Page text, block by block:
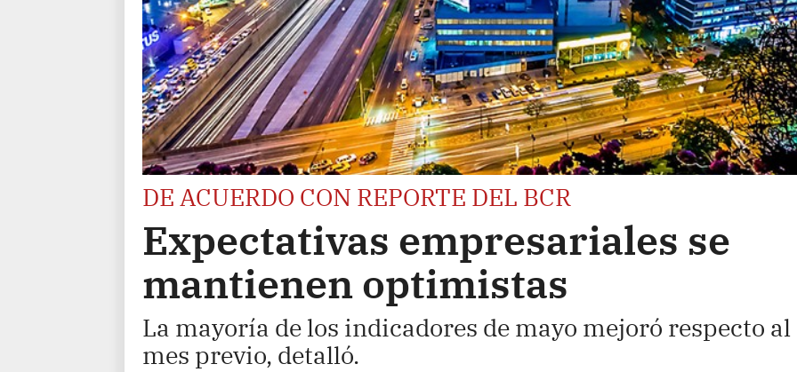
DE ACUERDO CON REPORTE DEL BCR
Expectativas empresariales se
mantienen optimistas
La mayoría de los indicadores de mayo mejoró respecto al
mes previo, detalló.